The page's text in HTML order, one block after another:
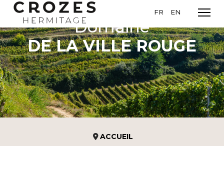
Sélectionnez votre
FR EN
Domaine
DE LA VILLE ROUGE
ACCUEIL